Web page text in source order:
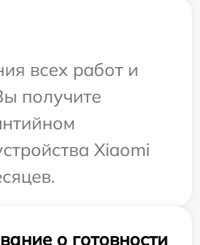
всех работ и
получите
Xiaomi
о готовности